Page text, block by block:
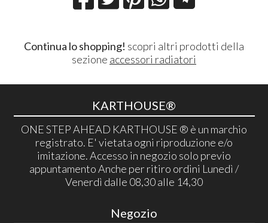
Continua lo shopping! scopri altri prodotti della
sezione accessori radiatori
KARTHOUSE®
ONE STEP AHEAD KARTHOUSE ® è un marchio
registrato. E' vietata ogni riproduzione e/o
imitazione. Accesso in negozio solo previo
appuntamento Anche per ritiro ordini Lunedì /
Venerdì dalle 08,30 alle 14,30
Negozio